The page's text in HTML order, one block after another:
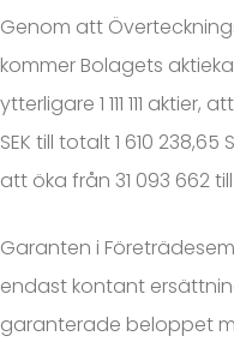
Genom att
kommer Bolagets
ytterligare 1 111 111
SEK till totalt 1 610
att öka från 31 093 662
Garanten i
endast kontant
garanterade beloppet